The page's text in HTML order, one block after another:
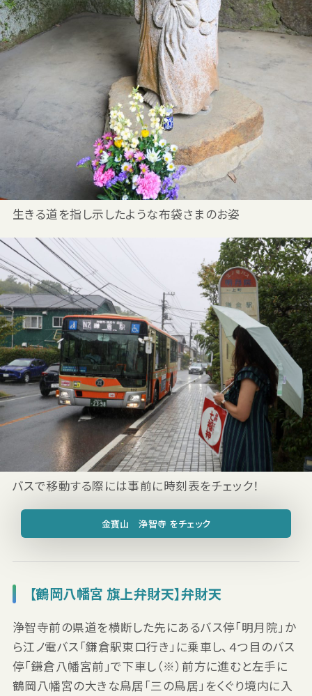
生きる道を指し示したような布袋さまのお姿
バスで移動する際には事前に時刻表をチェック！
金寶山 浄智寺 をチェック
【鶴岡八幡宮 旗上弁財天】弁財天
浄智寺前の県道を横断した先にあるバス停「明月院」か
ら江ノ電バス「鎌倉駅東口行き」に乗車し、４つ目のバス
停「鎌倉八幡宮前」で下車し（※）前方に進むと左手に
鶴岡八幡宮の大きな鳥居「三の鳥居」をくぐり境内に入